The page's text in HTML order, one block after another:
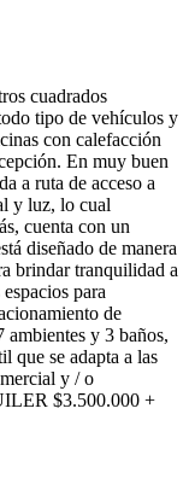
cuadrados
tipo de vehículos y
con calefacción
En muy buen
a ruta de acceso a
y luz, lo cual
cuenta con un
diseñado de manera
brindar tranquilidad a
para
de
ambientes y 3 baños,
que se adapta a las
y / o
$3.500.000 +